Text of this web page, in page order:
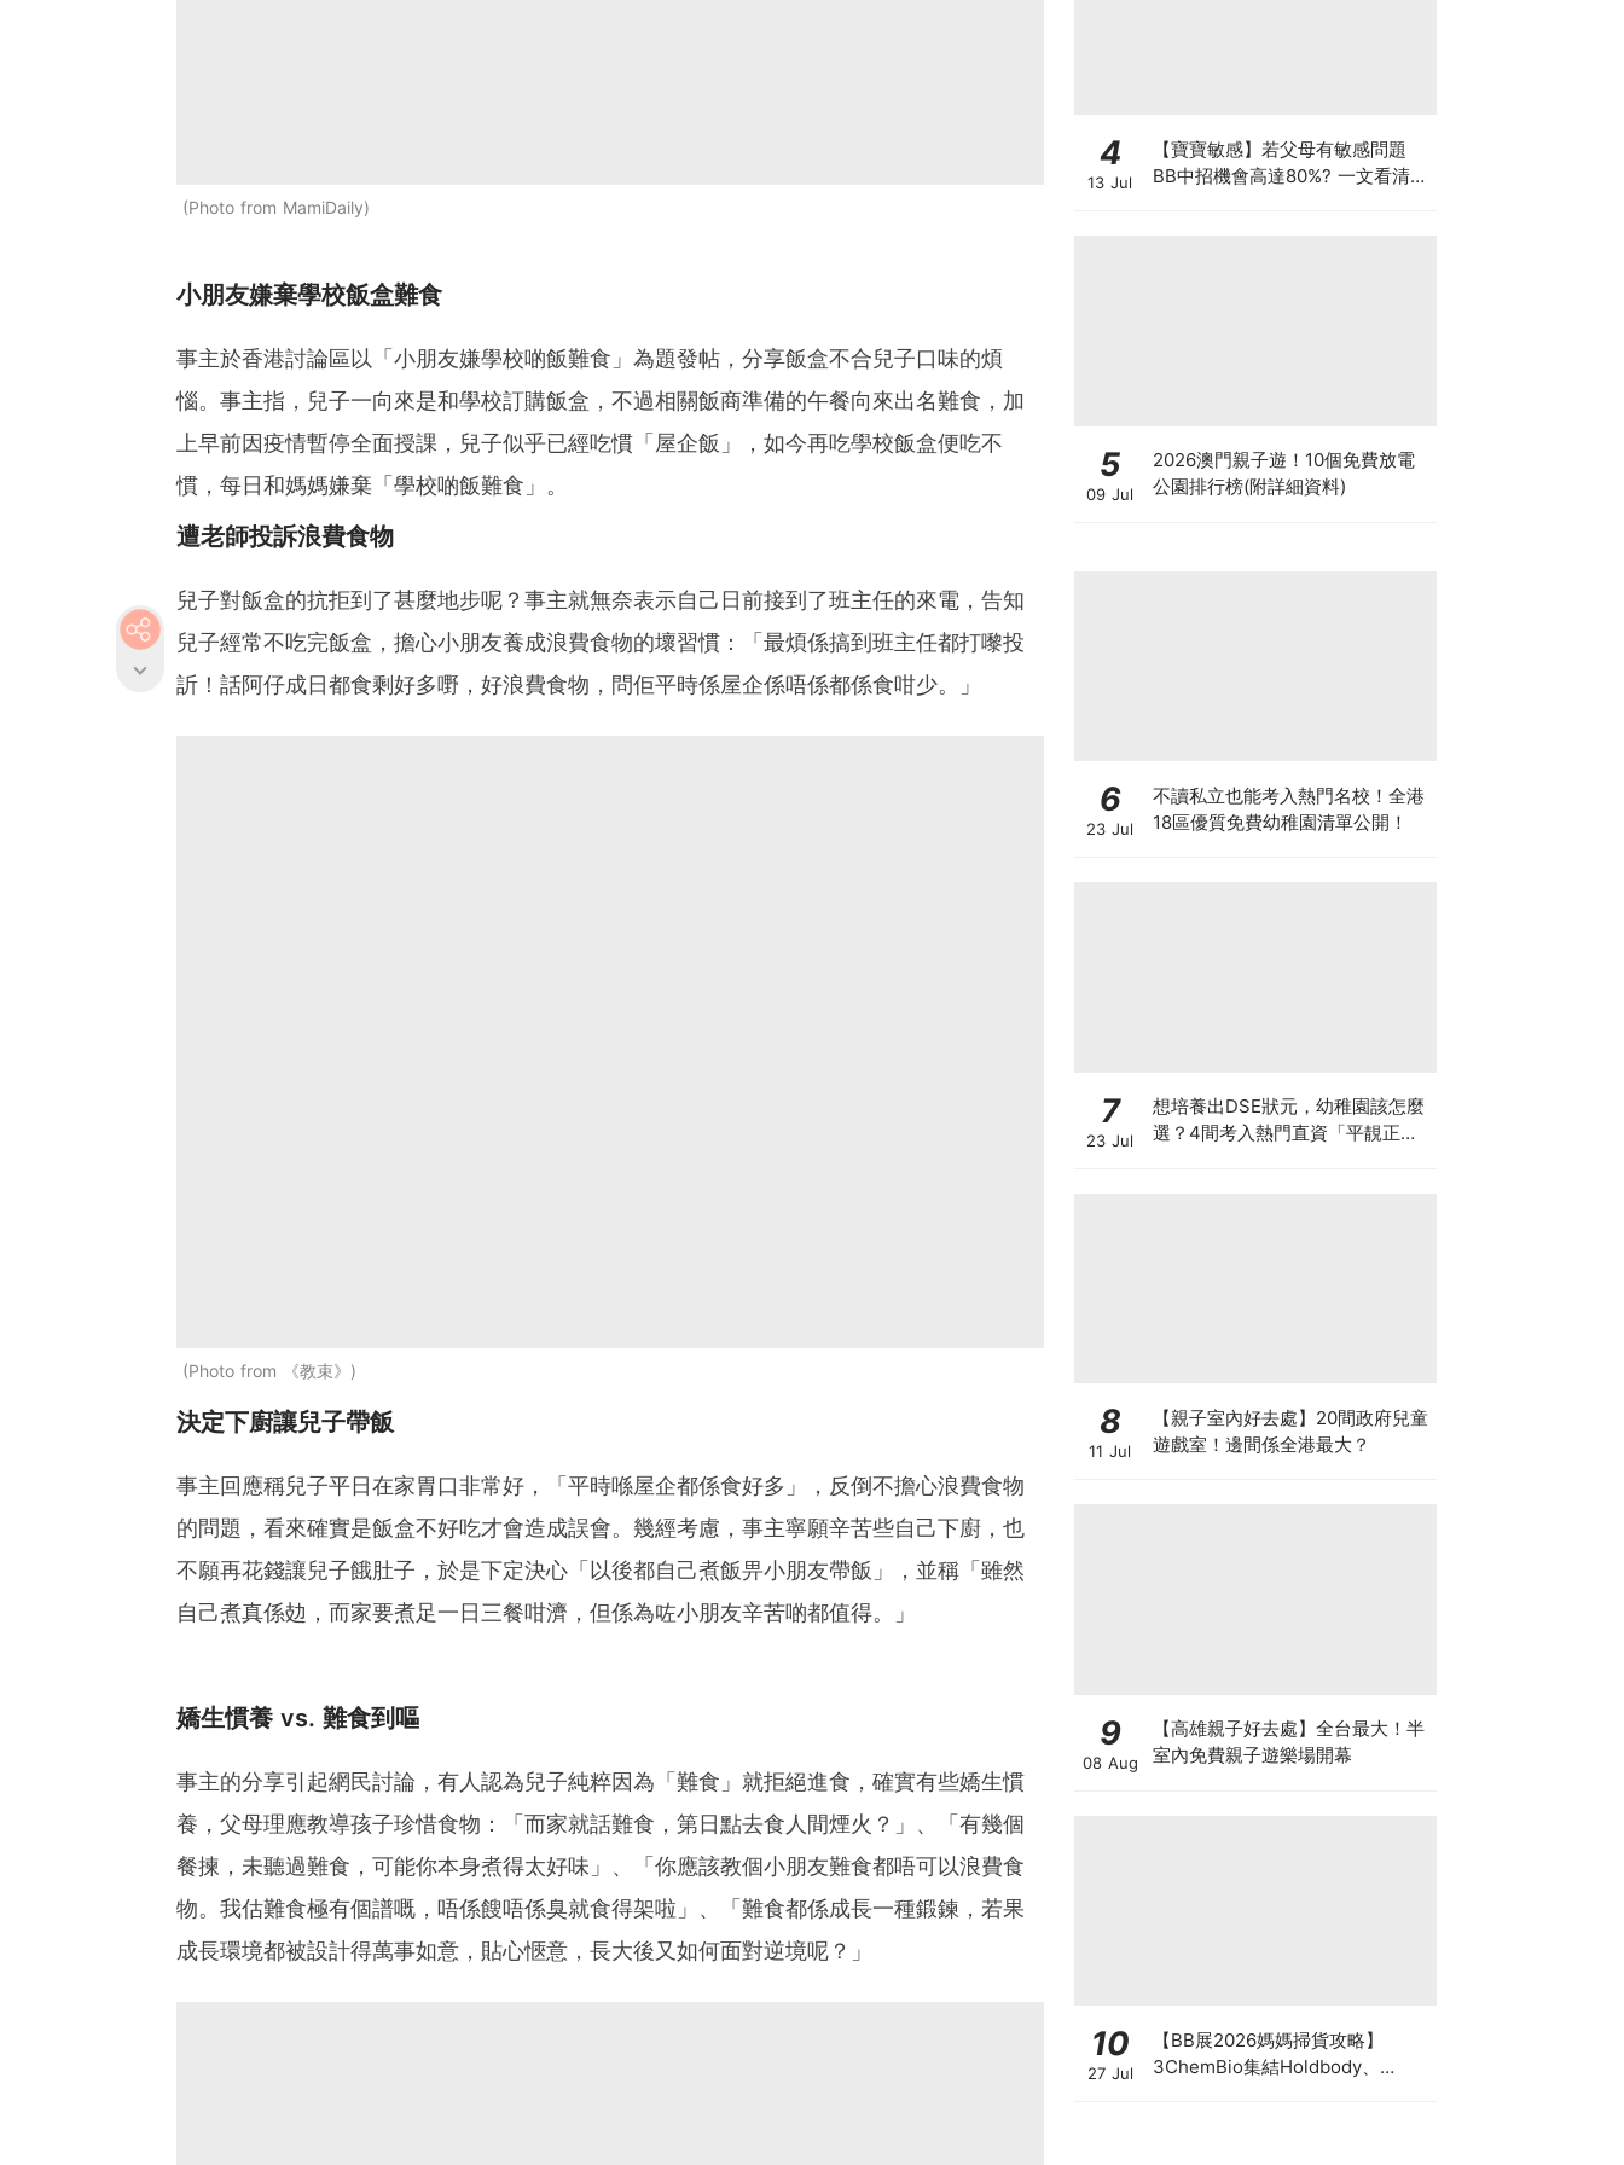
Photo from MamiDaily
小朋友嫌棄學校飯盒難食
事主於香港討論區以「小朋友嫌學校啲飯難食」為題發帖，分享飯盒不合兒子口味的煩
惱。事主指，兒子一向來是和學校訂購飯盒，不過相關飯商準備的午餐向來出名難食，加
上早前因疫情暫停全面授課，兒子似乎已經吃慣「屋企飯」，如今再吃學校飯盒便吃不
慣，每日和媽媽嫌棄「學校啲飯難食」。
遭老師投訴浪費食物
兒子對飯盒的抗拒到了甚麼地步呢？事主就無奈表示自己日前接到了班主任的來電，告知
兒子經常不吃完飯盒，擔心小朋友養成浪費食物的壞習慣：「最煩係搞到班主任都打嚟投
訢！話阿仔成日都食剩好多嘢，好浪費食物，問佢平時係屋企係唔係都係食咁少。」
Photo from 《教束》
決定下廚讓兒子帶飯
事主回應稱兒子平日在家胃口非常好，「平時喺屋企都係食好多」，反倒不擔心浪費食物
的問題，看來確實是飯盒不好吃才會造成誤會。幾經考慮，事主寧願辛苦些自己下廚，也
不願再花錢讓兒子餓肚子，於是下定決心「以後都自己煮飯畀小朋友帶飯」，並稱「雖然
自己煮真係攰，而家要煮足一日三餐咁濟，但係為咗小朋友辛苦啲都值得。」
嬌生慣養 vs. 難食到嘔
事主的分享引起網民討論，有人認為兒子純粹因為「難食」就拒絕進食，確實有些嬌生慣
養，父母理應教導孩子珍惜食物：「而家就話難食，第日點去食人間煙火？」、「有幾個
餐揀，未聽過難食，可能你本身煮得太好味」、「你應該教個小朋友難食都唔可以浪費食
物。我估難食極有個譜嘅，唔係餿唔係臭就食得架啦」、「難食都係成長一種鍛鍊，若果
成長環境都被設計得萬事如意，貼心愜意，長大後又如何面對逆境呢？」
4
13 Jul
【寶寶敏感】若父母有敏感問題
BB中招機會高達80%? 一文看清預
5
09 Jul
2026澳門親子遊！10個免費放電
公園排行榜(附詳細資料)
6
23 Jul
不讀私立也能考入熱門名校！全港
18區優質免費幼稚園清單公開！
7
23 Jul
想培養出DSE狀元，幼稚園該怎麼
選？4間考入熱門直資「平靚正」
8
11 Jul
【親子室內好去處】20間政府兒童
遊戲室！邊間係全港最大？
9
08 Aug
【高雄親子好去處】全台最大！半
室內免費親子遊樂場開幕
10
27 Jul
【BB展2026媽媽掃貨攻略】
3ChemBio集結Holdbody、